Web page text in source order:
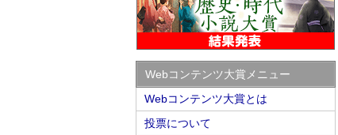
Webコンテンツ大賞メニュー
Webコンテンツ大賞とは
投票について